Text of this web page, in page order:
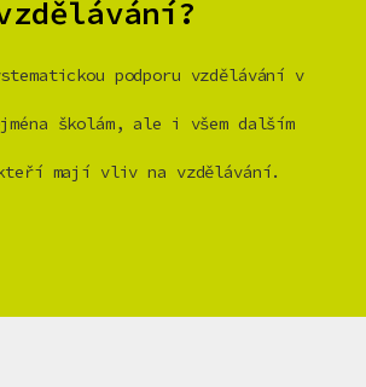
podporu vzdělávání v
školám, ale i všem dalším
mají vliv na vzdělávání.